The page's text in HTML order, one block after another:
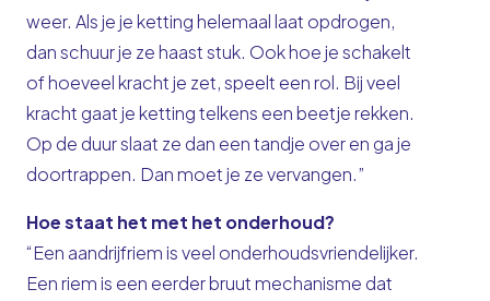
weer. Als je je ketting helemaal laat opdrogen,
dan schuur je ze haast stuk. Ook hoe je schakelt
of hoeveel kracht je zet, speelt een rol. Bij veel
kracht gaat je ketting telkens een beetje rekken.
Op de duur slaat ze dan een tandje over en ga je
doortrappen. Dan moet je ze vervangen.”
Hoe staat het met het onderhoud?
“Een aandrijfriem is veel onderhoudsvriendelijker.
Een riem is een eerder bruut mechanisme dat